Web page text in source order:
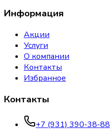
Информация
Акции
Услуги
О компании
Контакты
Избранное
Контакты
+7 (931) 390-38-88